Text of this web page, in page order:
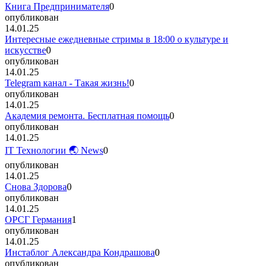
Книга Предпринимателя0
опубликован
14.01.25
Интересные ежедневные стримы в 18:00 о культуре и
искусстве0
опубликован
14.01.25
Telegram канал - Такая жизнь!0
опубликован
14.01.25
Академия ремонта. Бесплатная помощь0
опубликован
14.01.25
IT Технологии 🌏 News0
опубликован
14.01.25
Снова Здорова0
опубликован
14.01.25
ОРСГ Германия1
опубликован
14.01.25
Инстаблог Александра Кондрашова0
опубликован